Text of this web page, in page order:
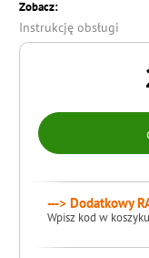
Zobacz:
Instrukcję obsługi
---> Dodatkowy
Wpisz kod w